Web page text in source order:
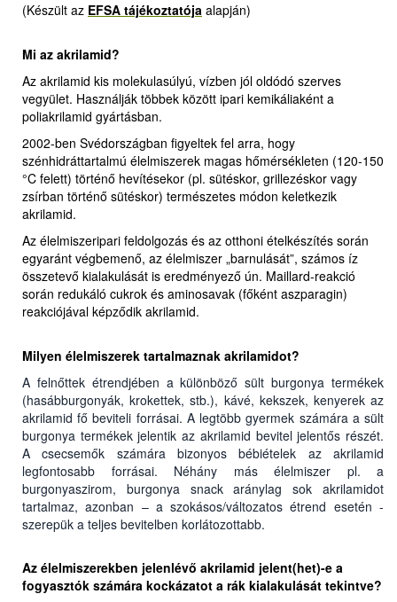
(Készült az EFSA tájékoztatója alapján)
Mi az akrilamid?
Az akrilamid kis molekulasúlyú, vízben jól oldódó szerves
vegyület. Használják többek között ipari kemikáliaként a
poliakrilamid gyártásban.
2002-ben Svédországban figyeltek fel arra, hogy
szénhidráttartalmú élelmiszerek magas hőmérsékleten (120-150
°C felett) történő hevítésekor (pl. sütéskor, grillezéskor vagy
zsírban történő sütéskor) természetes módon keletkezik
akrilamid.
Az élelmiszeripari feldolgozás és az otthoni ételkészítés során
egyaránt végbemenő, az élelmiszer „barnulását”, számos íz
összetevő kialakulását is eredményező ún. Maillard-reakció
során redukáló cukrok és aminosavak (főként aszparagin)
reakciójával képződik akrilamid.
Milyen élelmiszerek tartalmaznak akrilamidot?
A felnőttek étrendjében a különböző sült burgonya termékek
(hasábburgonyák, krokettek, stb.), kávé, kekszek, kenyerek az
akrilamid fő beviteli forrásai. A legtöbb gyermek számára a sült
burgonya termékek jelentik az akrilamid bevitel jelentős részét.
A csecsemők számára bizonyos bébiételek az akrilamid
legfontosabb forrásai. Néhány más élelmiszer pl. a
burgonyaszirom, burgonya snack aránylag sok akrilamidot
tartalmaz, azonban – a szokásos/változatos étrend esetén -
szerepük a teljes bevitelben korlátozottabb.
Az élelmiszerekben jelenlévő akrilamid jelent(het)-e a
fogyasztók számára kockázatot a rák kialakulását tekintve?